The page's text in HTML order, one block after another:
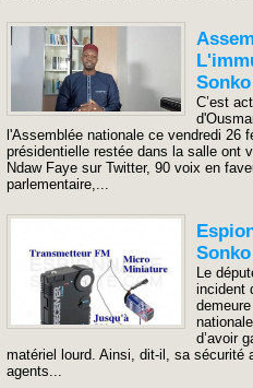
C’est
l'Assemblée nationale ce vendredi 26
présidentielle restée dans la salle ont
Ndaw Faye sur Twitter, 90 voix en
parlementaire,...
Le
incident
d’avoir
matériel lourd. Ainsi, dit-il, sa sécurité
agents...